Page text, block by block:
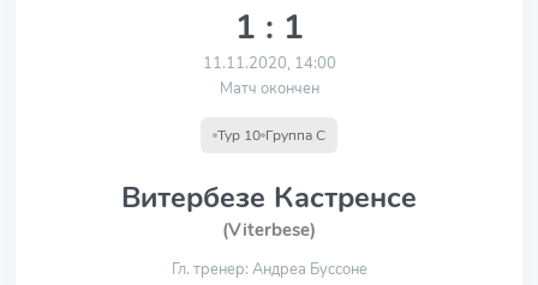
1 : 1
11.11.2020, 14:00
Матч окончен
Тур 10 Группа С
Витербезе Кастренсе
(Viterbese)
Гл. тренер: Андреа Буссоне